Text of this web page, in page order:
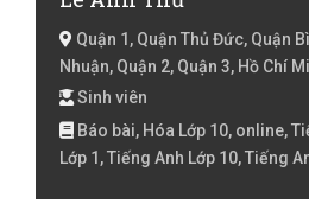
Quận 1, Quận Thủ Đức, Quận
Nhuận, Quận 2, Quận 3, Hồ Chí
Sinh viên
Báo bài, Hóa Lớp 10, online,
Lớp 1, Tiếng Anh Lớp 10, Tiếng